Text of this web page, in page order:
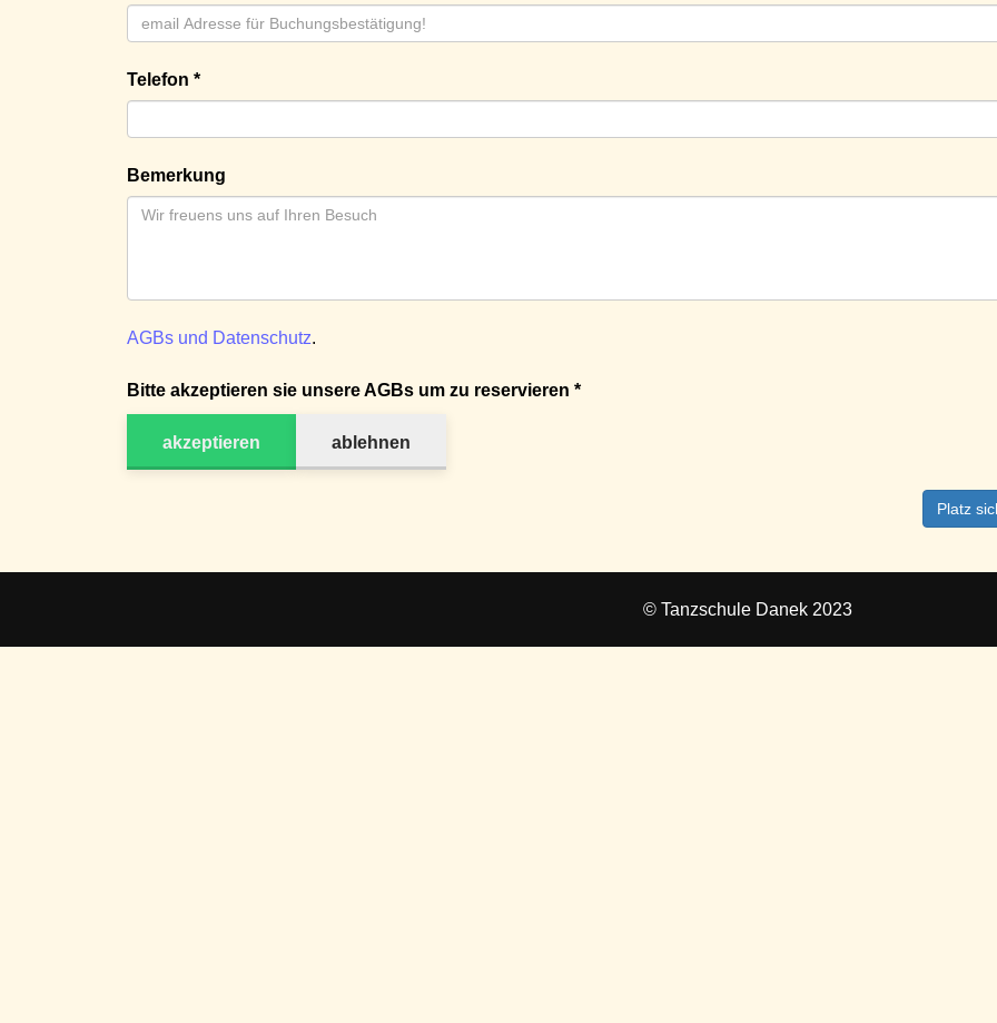
Telefon *
Bemerkung
AGBs und Datenschutz.
Bitte akzeptieren sie unsere AGBs um zu reservieren *
akzeptieren ablehnen
Platz
© Tanzschule Danek 2023